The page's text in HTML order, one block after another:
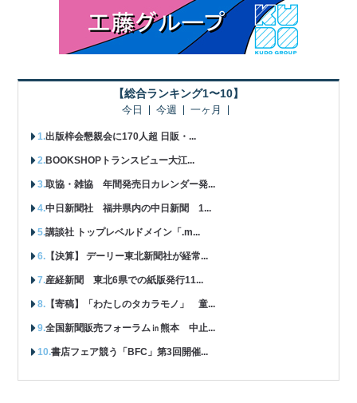
【総合ランキング1〜10】
今日 今週 一ヶ月
出版梓会懇親会に170人超 日販・...
BOOKSHOPトランスビュー大江...
取協・雑協 年間発売日カレンダー発...
中日新聞社 福井県内の中日新聞 1...
講談社 トップレベルドメイン「.m...
【決算】 デーリー東北新聞社が経常...
産経新聞 東北6県での紙版発行11...
【寄稿】「わたしのタカラモノ」 童...
全国新聞販売フォーラム㏌熊本 中止...
書店フェア競う「BFC」第3回開催...